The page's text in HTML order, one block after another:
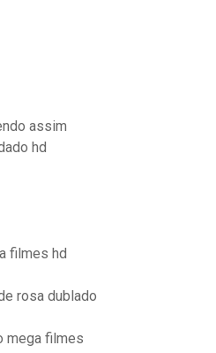
assim
hd
filmes hd
rosa dublado
mega filmes